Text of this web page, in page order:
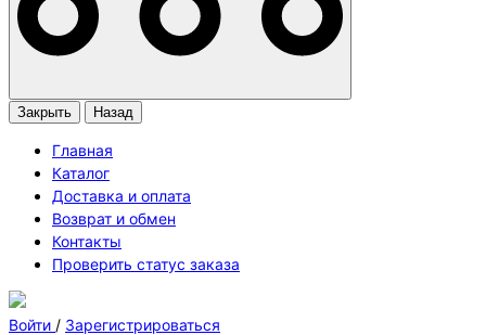
Закрыть Назад
Главная
Каталог
Доставка и оплата
Возврат и обмен
Контакты
Проверить статус заказа
Войти / Зарегистрироваться